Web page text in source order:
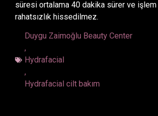
süresi ortalama 40 dakika sürer ve işlem
rahatsızlık hissedilmez.
Duygu Zaimoğlu Beauty Center
,
Hydrafacial
,
Hydrafacial cilt bakım